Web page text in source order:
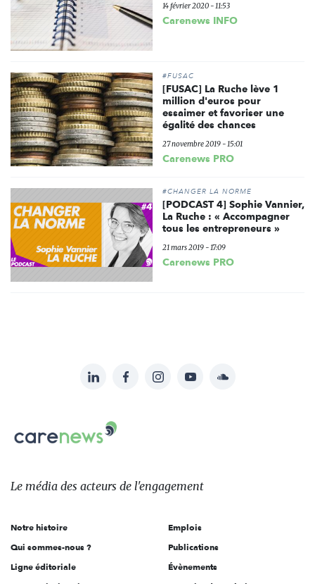
14 février 2020 - 11:53
Carenews INFO
#FUSAC
[FUSAC] La Ruche lève 1
million d'euros pour
essaimer et favoriser une
égalité des chances
27 novembre 2019 - 15:01
Carenews PRO
#CHANGER LA NORME
[PODCAST 4] Sophie Vannier,
La Ruche : « Accompagner
tous les entrepreneurs »
21 mars 2019 - 17:09
Carenews PRO
sur:
LinkedInFacebookInstagramYouTubeSoundcloud
Le
des
l'engagement
Le média des acteurs de l'engagement
Notre histoire
Qui sommes-nous ?
Ligne éditoriale
Emplois
Publications
Évènements